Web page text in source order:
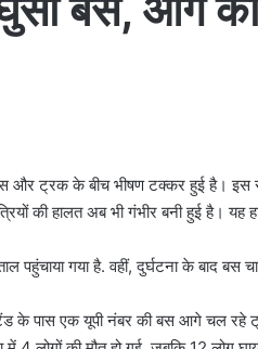
और ट्रक के बीच भीषण टक्कर हुई है। इस
की हालत अब भी गंभीर बनी हुई है।
पहुंचाया गया है. वहीं, दुर्घटना के बाद बस
के पास एक यूपी नंबर की बस आगे चल